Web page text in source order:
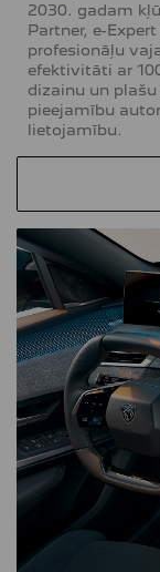
2030. gadam
Partner, e-
profesionāļu
efektivitāti ar
dizainu un
pieejamību
lietojamību.